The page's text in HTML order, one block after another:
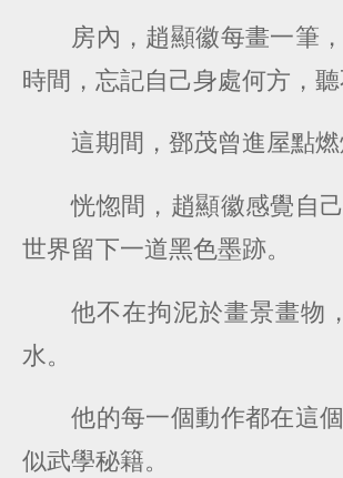
房內，趙顯徽每畫一筆
時間，忘記自己身處何方，
這期間，鄧茂曾進屋點
恍惚間，趙顯徽感覺自
世界留下一道黑色墨跡。
他不在拘泥於畫景畫物
水。
他的每一個動作都在這
似武學秘籍。